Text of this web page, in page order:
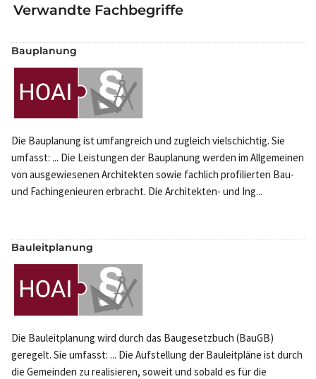
Verwandte Fachbegriffe
Bauplanung
Die Bauplanung ist umfangreich und zugleich vielschichtig. Sie
umfasst: ... Die Leistungen der Bauplanung werden im Allgemeinen
von ausgewiesenen Architekten sowie fachlich profilierten Bau-
und Fachingenieuren erbracht. Die Architekten- und Ing...
Bauleitplanung
Die Bauleitplanung wird durch das Baugesetzbuch (BauGB)
geregelt. Sie umfasst: ... Die Aufstellung der Bauleitpläne ist durch
die Gemeinden zu realisieren, soweit und sobald es für die